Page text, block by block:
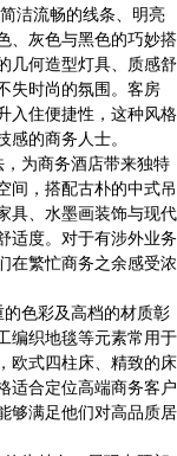
洁流畅的线条、明亮
、灰色与黑色的巧妙搭
几何造型灯具、质感舒
失时尚的氛围。客房
入住便捷性，这种风格
的商务人士。
为商务酒店带来独特
间，搭配古朴的中式吊
具、水墨画装饰与现代
适度。对于有涉外业务
在繁忙商务之余感受浓
色彩及高档的材质彰
编织地毯等元素常用于
欧式四柱床、精致的床
适合定位高端商务客户
够满足他们对高品质居